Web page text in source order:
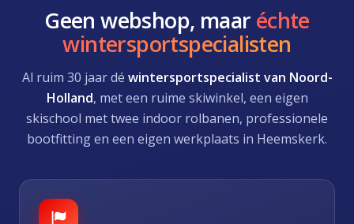
Geen webshop, maar échte
wintersportspecialisten
Al ruim 30 jaar dé wintersportspecialist van Noord-
Holland, met een ruime skiwinkel, een eigen
skischool met twee indoor rolbanen, professionele
bootfitting en een eigen werkplaats in Heemskerk.